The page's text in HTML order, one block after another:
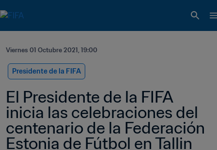
Viernes 01 Octubre 2021, 19:00
Presidente de la FIFA
El Presidente de la FIFA
inicia las celebraciones del
centenario de la Federación
Estonia de Fútbol en Tallin